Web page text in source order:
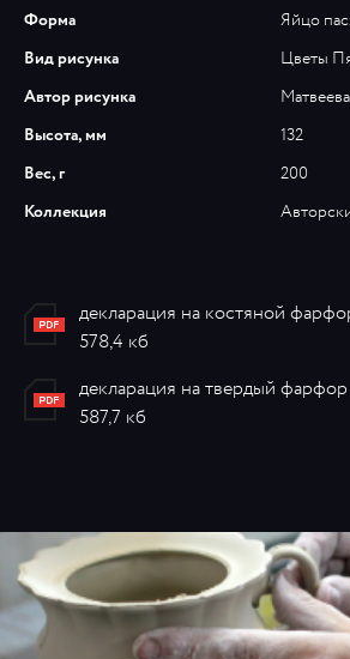
Форма
Яйцо
Вид рисунка
Цветы
Автор рисунка
Высота, мм
132
Вес, г
200
Коллекция
декларация на костяной
578,4 кб
декларация на твердый фарфор
587,7 кб